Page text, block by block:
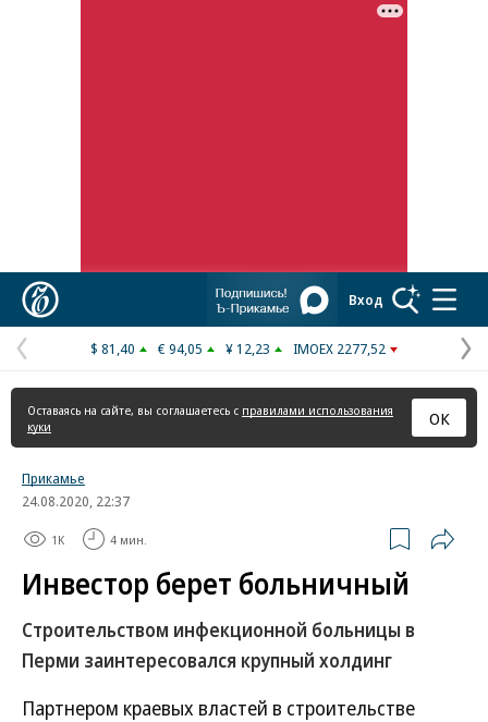
Вход
Предыдущая
страница
$ 81,40 € 94,05 ¥ 12,23 IMOEX 2277,52
Оставаясь на сайте, вы соглашаетесь с правилами использования
куки
ОК
Прикамье
24.08.2020, 22:37
1K 4 мин.
Инвестор берет больничный
Строительством инфекционной больницы в
Перми заинтересовался крупный холдинг
Партнером краевых властей в строительстве